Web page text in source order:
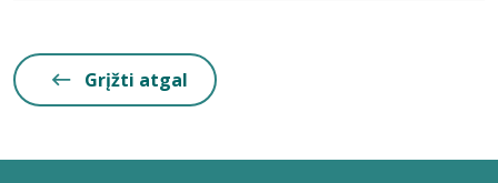
Grįžti atgal